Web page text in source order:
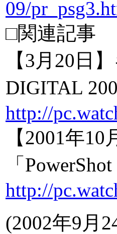
09/
□関連記事
【3月20日
DIGITAL
http://
【2001年
「
http://
(2002年9月